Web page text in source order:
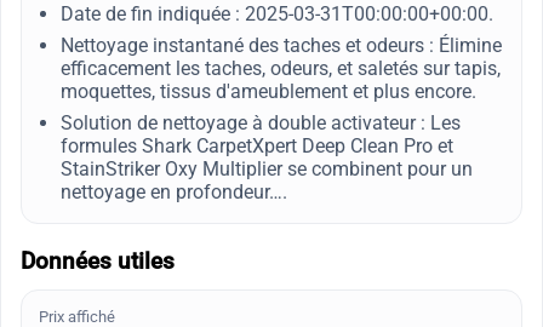
Date de fin indiquée : 2025-03-31T00:00:00+00:00.
Nettoyage instantané des taches et odeurs : Élimine
efficacement les taches, odeurs, et saletés sur tapis,
moquettes, tissus d'ameublement et plus encore.
Solution de nettoyage à double activateur : Les
formules Shark CarpetXpert Deep Clean Pro et
StainStriker Oxy Multiplier se combinent pour un
nettoyage en profondeur….
Données utiles
Prix affiché